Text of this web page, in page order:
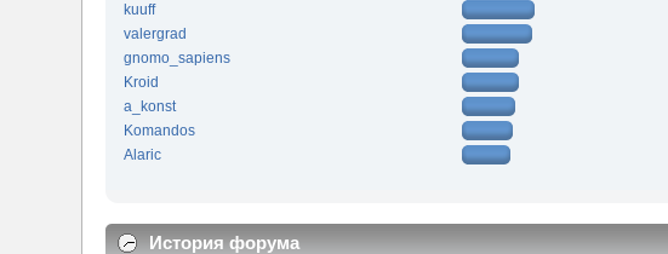
kuuff
valergrad
gnomo_sapiens
Kroid
a_konst
Komandos
Alaric
История форума